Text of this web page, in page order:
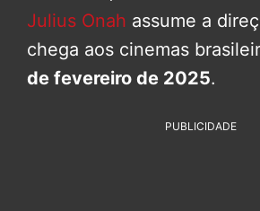
Julius Onah assume a
chega aos cinemas
de fevereiro de 2025.
PUBLICIDADE